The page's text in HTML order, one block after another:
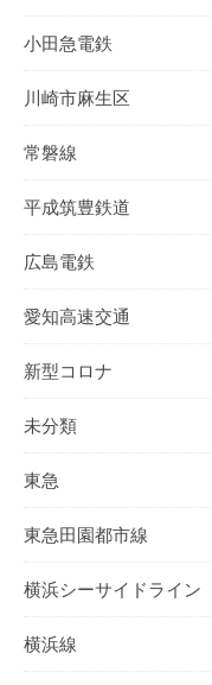
小田急電鉄
川崎市麻生区
常磐線
平成筑豊鉄道
広島電鉄
愛知高速交通
新型コロナ
未分類
東急
東急田園都市線
横浜シーサイドライン
横浜線